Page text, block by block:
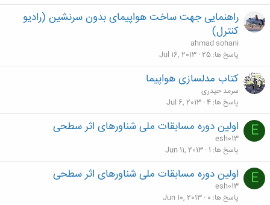
راهنمایی جهت ساخت هواپیمای بدون سرنشین (رادیو
کنترل)
ahmad sohani
پاسخ ها 25
Jul 16, 2013
کتاب مدلسازی هواپیما
سرمد حیدری
پاسخ ها 4
Jul 6, 2013
E اولین دوره مسابقات ملی شناورهای اثر سطحی
esh013
پاسخ ها 1
Jun 11, 2013
E اولین دوره مسابقات ملی شناورهای اثر سطحی
esh013
پاسخ ها 0
Jun 10, 2013